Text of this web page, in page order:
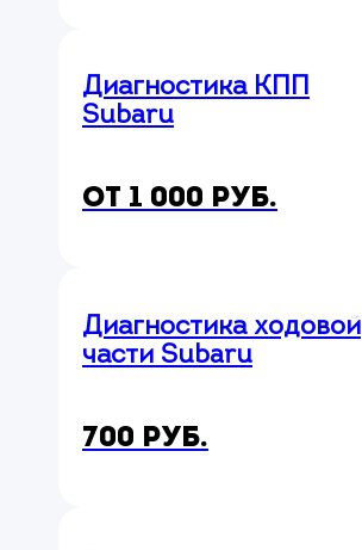
Диагностика КПП
Subaru
от 1 000 руб.
Диагностика ходовой
части Subaru
700 руб.